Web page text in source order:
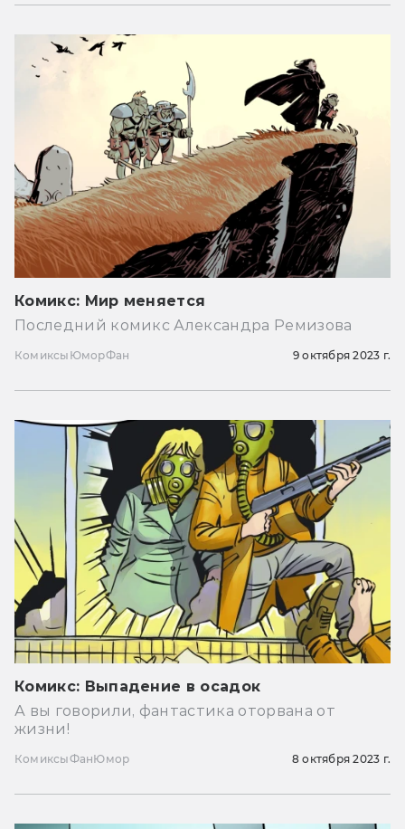
Комикс: Мир меняется
Последний комикс Александра Ремизова
Комиксы ЮморФан 9 октября 2023 г.
Комикс: Выпадение в осадок
А вы говорили, фантастика оторвана от
жизни!
КомиксыФанЮмор 8 октября 2023 г.